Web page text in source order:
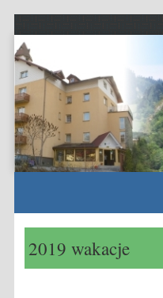
rekreacja – wypoczynek –
2019 wakacje